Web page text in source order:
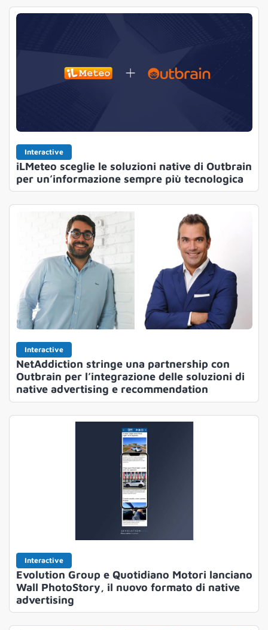
Interactive
iLMeteo sceglie le soluzioni native di Outbrain
per un’informazione sempre più tecnologica
Interactive
NetAddiction stringe una partnership con
Outbrain per l’integrazione delle soluzioni di
native advertising e recommendation
Interactive
Evolution Group e Quotidiano Motori lanciano
Wall PhotoStory, il nuovo formato di native
advertising